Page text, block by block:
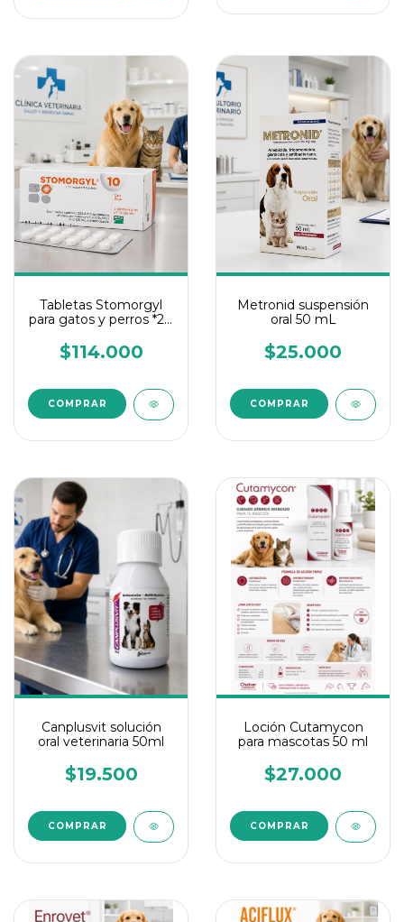
Tabletas Stomorgyl
para gatos y perros *20
$114.000
Metronid suspensión
oral 50 mL
$25.000
Canplusvit solución
oral veterinaria 50ml
$19.500
Loción Cutamycon
para mascotas 50 ml
$27.000